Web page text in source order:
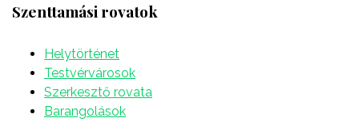
Szenttamási rovatok
Helytörténet
Testvérvárosok
Szerkesztő rovata
Barangolások